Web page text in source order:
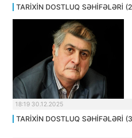
TARİXİN DOSTLUQ SƏHİFƏLƏRİ
18:19 30.12.2025
TARİXİN DOSTLUQ SƏHİFƏLƏRİ